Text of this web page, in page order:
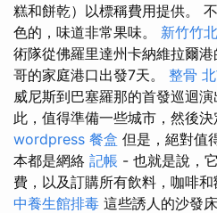
糕和餅乾）以標稱費用提供。
色的，味道非常果味。 新竹竹
術隊從佛羅里達州卡納維拉爾
哥的家庭港口出發7天。 整骨
威尼斯到巴塞羅那的首發巡迴演
此，值得準備一些城市，然後決
wordpress 餐盒 但是，絕對值
本都是網絡 記帳 - 也就是說，
費，以及訂購所有飲料，咖啡和
中養生館排毒 這些誘人的沙發